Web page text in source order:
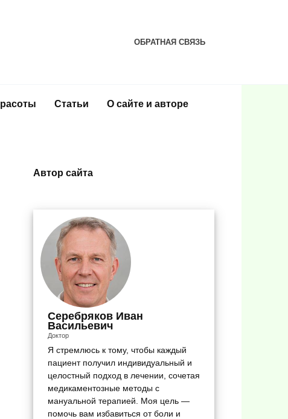
ОБРАТНАЯ СВЯЗЬ
Статьи О сайте и авторе
Автор сайта
Серебряков Иван
Васильевич
Доктор
Я стремлюсь к тому, чтобы каждый
пациент получил индивидуальный и
целостный подход в лечении, сочетая
медикаментозные методы с
мануальной терапией. Моя цель —
помочь вам избавиться от боли и